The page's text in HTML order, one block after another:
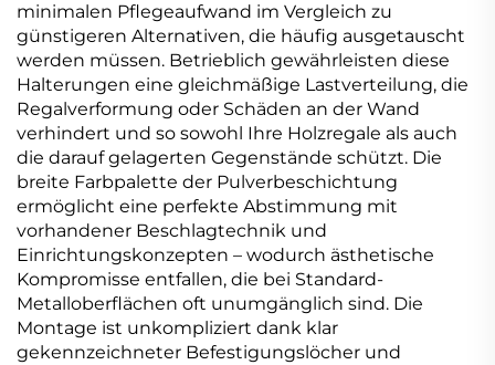
minimalen Pflegeaufwand im Vergleich zu
günstigeren Alternativen, die häufig ausgetauscht
werden müssen. Betrieblich gewährleisten diese
Halterungen eine gleichmäßige Lastverteilung, die
Regalverformung oder Schäden an der Wand
verhindert und so sowohl Ihre Holzregale als auch
die darauf gelagerten Gegenstände schützt. Die
breite Farbpalette der Pulverbeschichtung
ermöglicht eine perfekte Abstimmung mit
vorhandener Beschlagtechnik und
Einrichtungskonzepten – wodurch ästhetische
Kompromisse entfallen, die bei Standard-
Metalloberflächen oft unumgänglich sind. Die
Montage ist unkompliziert dank klar
gekennzeichneter Befestigungslöcher und